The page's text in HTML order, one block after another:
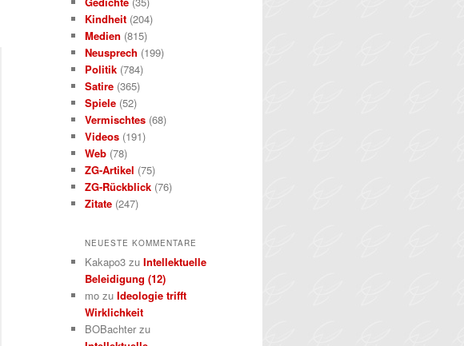
Kindheit (204)
Medien (815)
Neusprech (199)
Politik (784)
Satire (365)
Spiele (52)
Vermischtes (68)
Videos (191)
Web (78)
ZG-Artikel (75)
ZG-Rückblick (76)
Zitate (247)
NEUESTE KOMMENTARE
Kakapo3 zuIntellektuelle
Beleidigung (12)
mo zuIdeologie trifft
Wirklichkeit
BOBachter zu